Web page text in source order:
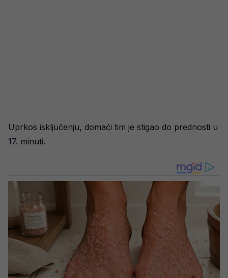
Uprkos isključenju, domaći tim je stigao do prednosti u
17. minuti.